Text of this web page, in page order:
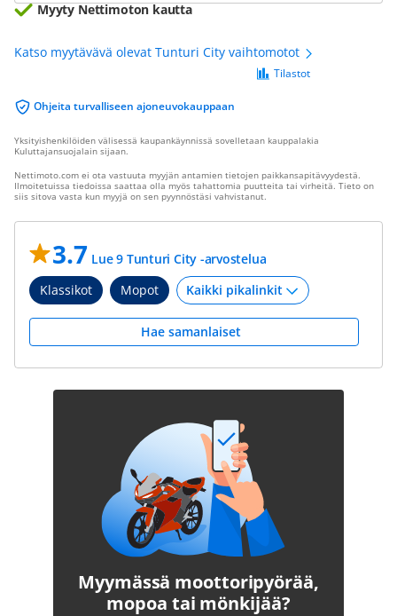
Myyty Nettimoton kautta
Katso myytävävä olevat Tunturi City vaihtomotot
Ohjeita turvalliseen ajoneuvokauppaan
Tilastot
Yksityishenkilöiden välisessä kaupankäynnissä sovelletaan kauppalakia
Kuluttajansuojalain sijaan.
Nettimoto.com ei ota vastuuta myyjän antamien tietojen paikkansapitävyydestä.
Ilmoitetuissa tiedoissa saattaa olla myös tahattomia puutteita tai virheitä. Tieto on
siis sitova vasta kun myyjä on sen pyynnöstäsi vahvistanut.
3.7 Lue 9 Tunturi City -arvostelua
Klassikot
Mopot
Hae samanlaiset
Myymässä moottoripyörää,
mopoa tai mönkijää?